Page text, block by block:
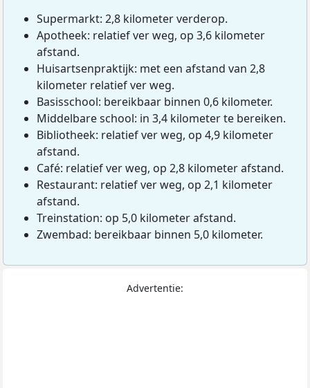
Supermarkt: 2,8 kilometer verderop.
Apotheek: relatief ver weg, op 3,6 kilometer
afstand.
Huisartsenpraktijk: met een afstand van 2,8
kilometer relatief ver weg.
Basisschool: bereikbaar binnen 0,6 kilometer.
Middelbare school: in 3,4 kilometer te bereiken.
Bibliotheek: relatief ver weg, op 4,9 kilometer
afstand.
Café: relatief ver weg, op 2,8 kilometer afstand.
Restaurant: relatief ver weg, op 2,1 kilometer
afstand.
Treinstation: op 5,0 kilometer afstand.
Zwembad: bereikbaar binnen 5,0 kilometer.
Advertentie: